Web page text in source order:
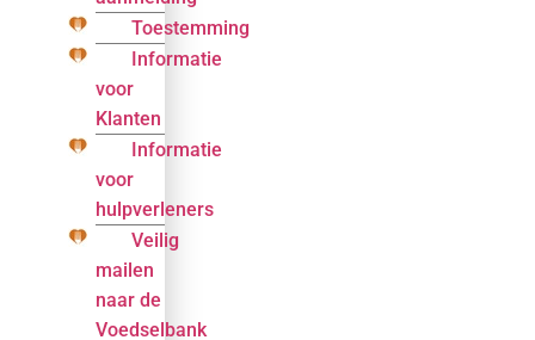
Toestemming
Informatie
voor
Klanten
Informatie
voor
hulpverleners
Veilig
mailen
naar de
Voedselbank